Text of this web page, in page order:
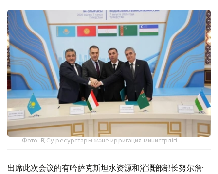
Фото: ҚР Су ресурстары және ирригация министрлігі
出席此次会议的有哈萨克斯坦水资源和灌溉部部长努尔詹·